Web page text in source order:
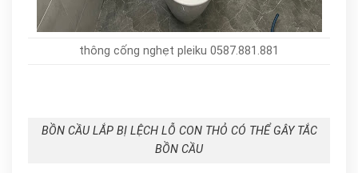
thông cống nghẹt pleiku 0587.881.881
BỒN CẦU LẮP BỊ LỆCH LỖ CON THỎ CÓ THỂ GÂY TẮC
BỒN CẦU